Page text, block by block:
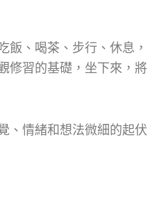
飯、喝茶、步行、休息，
修習的基礎，坐下來，將
、情緒和想法微細的起伏